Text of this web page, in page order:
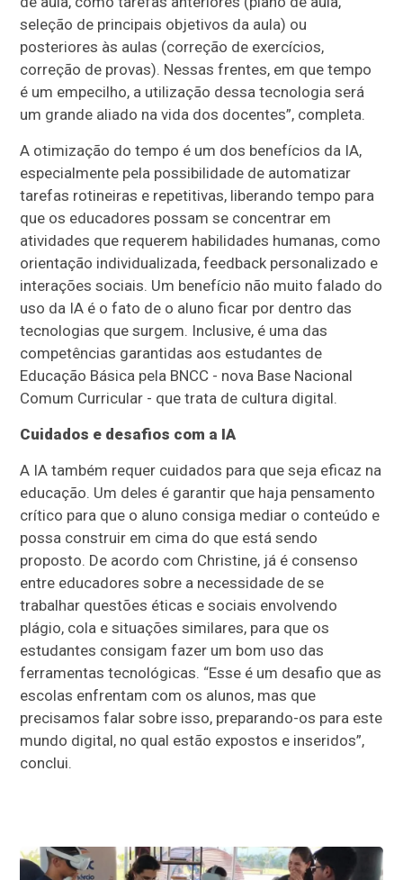
seleção de principais objetivos da aula) ou
posteriores às aulas (correção de exercícios,
correção de provas). Nessas frentes, em que tempo
é um empecilho, a utilização dessa tecnologia será
um grande aliado na vida dos docentes”, completa.
A otimização do tempo é um dos benefícios da IA,
especialmente pela possibilidade de automatizar
tarefas rotineiras e repetitivas, liberando tempo para
que os educadores possam se concentrar em
atividades que requerem habilidades humanas, como
orientação individualizada, feedback personalizado e
interações sociais. Um benefício não muito falado do
uso da IA é o fato de o aluno ficar por dentro das
tecnologias que surgem. Inclusive, é uma das
competências garantidas aos estudantes de
Educação Básica pela BNCC - nova Base Nacional
Comum Curricular - que trata de cultura digital.
Cuidados e desafios com a IA
A IA também requer cuidados para que seja eficaz na
educação. Um deles é garantir que haja pensamento
crítico para que o aluno consiga mediar o conteúdo e
possa construir em cima do que está sendo
proposto. De acordo com Christine, já é consenso
entre educadores sobre a necessidade de se
trabalhar questões éticas e sociais envolvendo
plágio, cola e situações similares, para que os
estudantes consigam fazer um bom uso das
ferramentas tecnológicas. “Esse é um desafio que as
escolas enfrentam com os alunos, mas que
precisamos falar sobre isso, preparando-os para este
mundo digital, no qual estão expostos e inseridos”,
conclui.